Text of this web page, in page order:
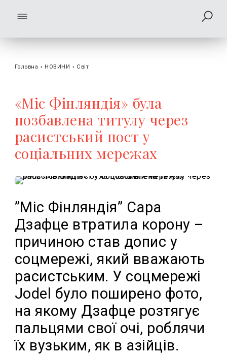
Головна › НОВИНИ › Світ
«Міс Фінляндія» була
позбавлена ​​титулу через
расистський пост у
соціальних мережах
”Міс Фінляндія” Сара
Дзафце втратила корону –
причиною став допис у
соцмережі, який вважають
расистським. У соцмережі
Jodel було поширено фото,
на якому Дзафце розтягує
пальцями свої очі, роблячи
їх вузьким, як в азійців.